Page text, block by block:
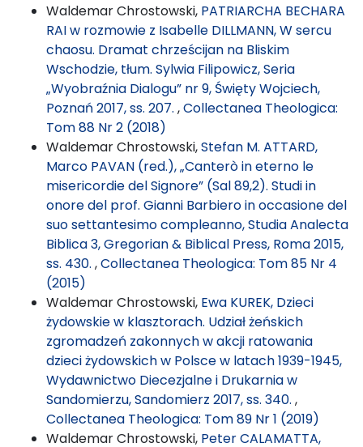
Waldemar Chrostowski, PATRIARCHA BECHARA
RAI w rozmowie z Isabelle DILLMANN, W sercu
chaosu. Dramat chrześcijan na Bliskim
Wschodzie, tłum. Sylwia Filipowicz, Seria
„Wyobraźnia Dialogu” nr 9, Święty Wojciech,
Poznań 2017, ss. 207. ,Collectanea Theologica:
Tom 88 Nr 2 (2018)
Waldemar Chrostowski,Stefan M. ATTARD,
Marco PAVAN (red.), „Canterò in eterno le
misericordie del Signore” (Sal 89,2). Studi in
onore del prof. Gianni Barbiero in occasione del
suo settantesimo compleanno, Studia Analecta
Biblica 3, Gregorian & Biblical Press, Roma 2015,
ss. 430. ,Collectanea Theologica: Tom 85 Nr 4
(2015)
Waldemar Chrostowski, Ewa KUREK, Dzieci
żydowskie w klasztorach. Udział żeńskich
zgromadzeń zakonnych w akcji ratowania
dzieci żydowskich w Polsce w latach 1939-1945,
Wydawnictwo Diecezjalne i Drukarnia w
Sandomierzu, Sandomierz 2017, ss. 340. ,
Collectanea Theologica: Tom 89 Nr 1 (2019)
Waldemar Chrostowski, Peter CALAMATTA,